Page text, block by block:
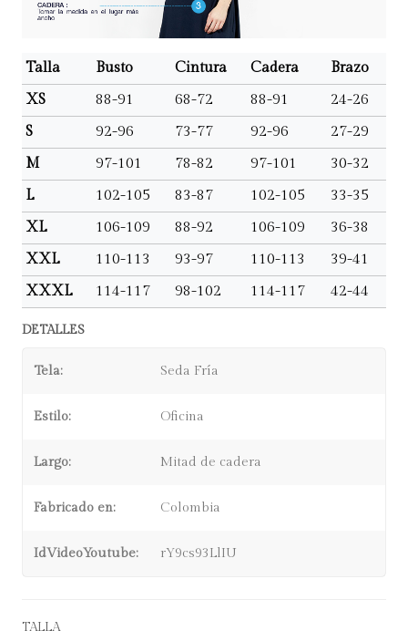
Talla Busto Cintura Cadera
Brazo
XS
88-91 68-72 88-91
24-26
S
92-96 73-77 92-96
27-29
M
97-101 78-82 97-101
30-32
L
102-105 83-87 102-105
33-35
XL
106-109 88-92 106-109
36-38
XXL
110-113 93-97 110-113
39-41
XXXL
114-117 98-102 114-117 42-44
DETALLES
Tela: Seda Fría
Estilo: Oficina
Largo: Mitad de cadera
Fabricado en: Colombia
IdVideoYoutube: rY9cs93LlIU
TALLA